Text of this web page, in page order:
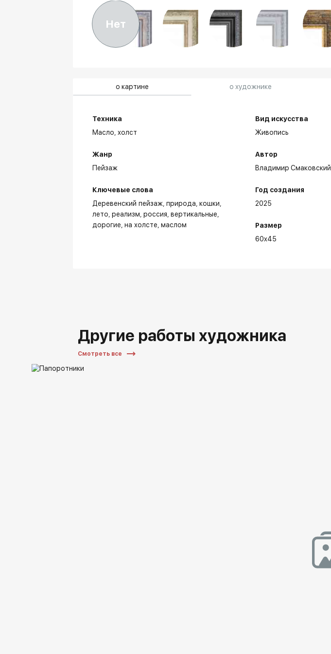
Нет
о картине о художнике
Техника
Масло,холст
Жанр
Пейзаж
Ключевые слова
Деревенский пейзаж природа кошки
лето реализм россия вертикальные
дорогие на холсте маслом
Вид искусства
Живопись
Автор
Владимир Смаковский
Год создания
2025
Размер
60x45
Другие работы художника
Смотреть все